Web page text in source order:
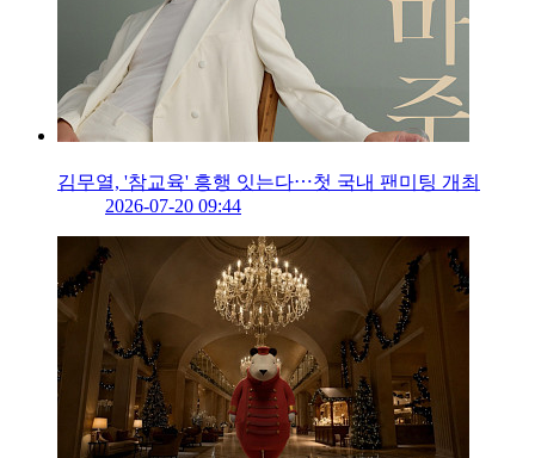
김무열, '참교육' 흥행 잇는다⋯첫 국내 팬미팅 개최
2026-07-20 09:44